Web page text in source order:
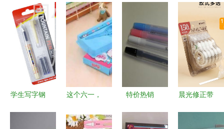
学生写字钢
这个六一，
你过——文
特价热销
爱忍者兔中
晨光修正带